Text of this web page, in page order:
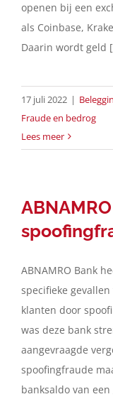
openen bij een
als Coinbase,
Daarin wordt geld
17 juli 2022 |
Fraude en bedrog
Lees meer
ABNAMRO Bank
specifieke
klanten door
was deze bank
aangevraagde
spoofingfraude
banksaldo van